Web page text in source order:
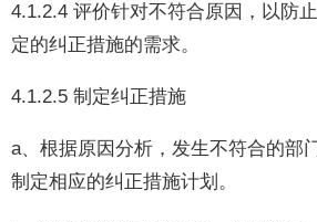
4.1.2.4 评价针对不符合原因，以防
定的纠正措施的需求。
4.1.2.5 制定纠正措施
a、根据原因分析，发生不符合的部
制定相应的纠正措施计划。